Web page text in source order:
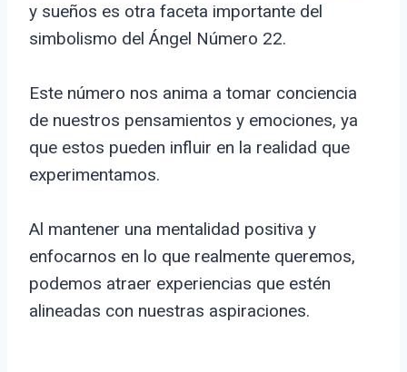
y sueños es otra faceta importante del
simbolismo del Ángel Número 22.
Este número nos anima a tomar conciencia
de nuestros pensamientos y emociones, ya
que estos pueden influir en la realidad que
experimentamos.
Al mantener una mentalidad positiva y
enfocarnos en lo que realmente queremos,
podemos atraer experiencias que estén
alineadas con nuestras aspiraciones.